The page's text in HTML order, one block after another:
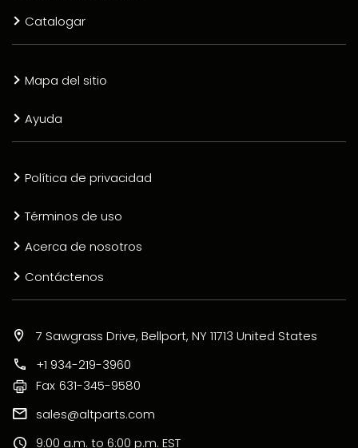
Catalogar
Mapa del sitio
Ayuda
Política de privacidad
Términos de uso
Acerca de nosotros
Contáctenos
7 Sawgrass Drive, Bellport, NY 11713 United States
+1 934-219-3960
Fax 631-345-9580
sales@altparts.com
9:00 a.m. to 6:00 p.m. EST